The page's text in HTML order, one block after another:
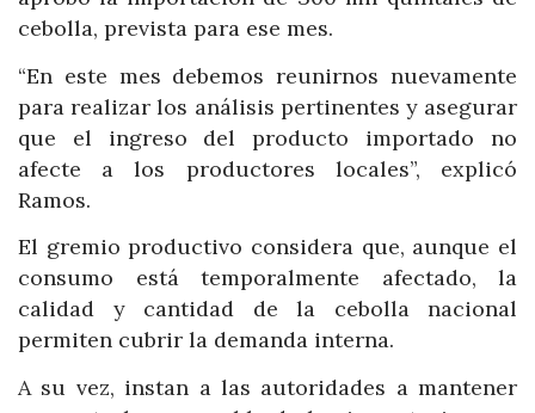
cebolla, prevista para ese mes.
“En este mes debemos reunirnos nuevamente
para realizar los análisis pertinentes y asegurar
que el ingreso del producto importado no
afecte a los productores locales”, explicó
Ramos.
El gremio productivo considera que, aunque el
consumo está temporalmente afectado, la
calidad y cantidad de la cebolla nacional
permiten cubrir la demanda interna.
A su vez, instan a las autoridades a mantener